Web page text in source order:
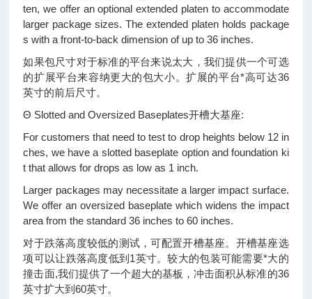
ten, we offer an optional extended platen to accommodate
larger package sizes. The extended platen holds package
s with a front-to-back dimension of up to 36 inches.
如果包尺寸对于标准的平台来说太大，我们提供一个可选
的扩展平台来容纳更大的包大小。扩展的平台*高可达36
英寸的前后尺寸。
Θ Slotted and Oversized Baseplates开槽大基座:
For customers that need to test to drop heights below 12 in
ches, we have a slotted baseplate option and foundation ki
t that allows for drops as low as 1 inch.
Larger packages may necessitate a larger impact surface.
We offer an oversized baseplate which widens the impact
area from the standard 36 inches to 60 inches.
对于跌落高度较低的测试，可配置开槽基座。开槽基座选
项可以让跌落高度低到1英寸。较大的包装可能需要*大的
撞击面,我们提供了一个超大的基板，冲击面积从标准的36
英寸扩大到60英寸。